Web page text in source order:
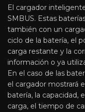
El cargador
SMBUS. Estas
también con un
ciclo de la batería, el
carga restante y la
información o ya
En el caso de las
el cargador mostrará
batería, la capacidad,
carga, el tiempo de